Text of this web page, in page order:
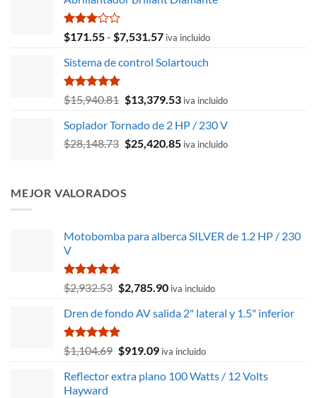
Valorado
con
3.00
de 5
$171.55- $7,531.57Rango
precios:
$171.55
$7,531.57
iva incluido
Sistema de control Solartouch
Valorado
con
de 5
$15,940.81 El
original
era:
$13,379.53El
actual
es:
iva incluido
Soplador Tornado de 2 HP / 230 V
$28,148.73 El
era:
$28,148.73.
$25,420.85Eliva incluido
MEJOR VALORADOS
Motobomba para alberca SILVER de 1.2 HP / 230
V
Valorado
con
de 5
$2,932.53 El
original
era:
$2,932.53.
$2,785.90El
actual
$2,785.90.
iva incluido
Dren de fondo AV salida 2" lateral y 1.5" inferior
Valorado
con
de 5
$1,104.69 El
original
$919.09El
actual
iva incluido
Reflector extra plano 100 Watts / 12 Volts
Hayward